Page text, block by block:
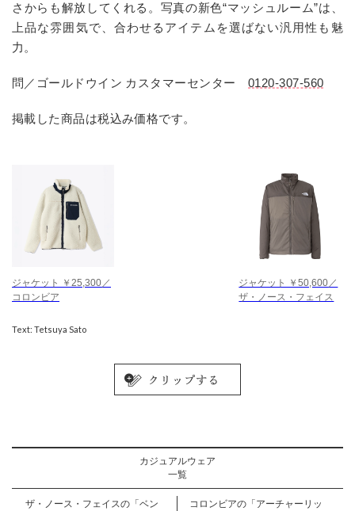
さからも解放してくれる。写真の新色“マッシュルーム”は、
上品な雰囲気で、合わせるアイテムを選ばない汎用性も魅
力。
問／ゴールドウイン カスタマーセンター 0120-307-560
掲載した商品は税込み価格です。
ジャケット ￥25,300／
コロンビア
ジャケット ￥50,600／
ザ・ノース・フェイス
Text: Tetsuya Sato
カジュアルウェア
一覧
ザ・ノース・フェイスの「ベン
コロンビアの「アーチャーリッ